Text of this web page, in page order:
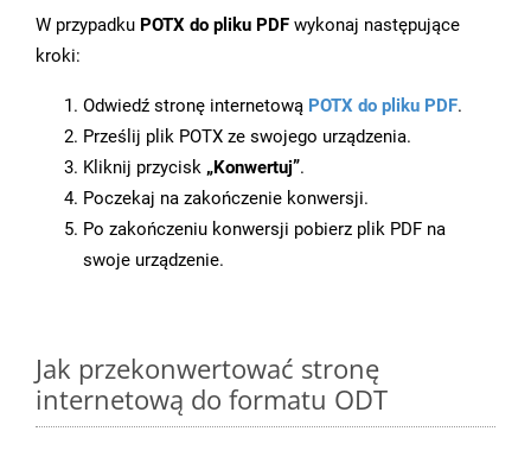
W przypadku POTX do pliku PDF wykonaj następujące
kroki:
Odwiedź stronę internetową POTX do pliku PDF.
Prześlij plik POTX ze swojego urządzenia.
Kliknij przycisk „Konwertuj”.
Poczekaj na zakończenie konwersji.
Po zakończeniu konwersji pobierz plik PDF na
swoje urządzenie.
Jak przekonwertować stronę
internetową do formatu ODT